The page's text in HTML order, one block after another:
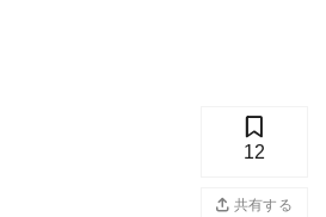
12
共有する